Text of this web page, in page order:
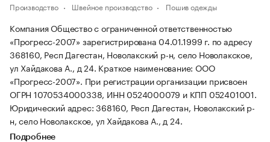
Производство Швейное производство Пошив одежды
Компания Общество с ограниченной ответственностью
«Прогресс-2007» зарегистрирована 04.01.1999 г. по адресу
368160, Респ Дагестан, Новолакский р-н, село Новолакское,
ул Хайдакова А., д 24. Краткое наименование: ООО
«Прогресс-2007». При регистрации организации присвоен
ОГРН 1070534000338, ИНН 0524000079 и КПП 052401001.
Юридический адрес: 368160, Респ Дагестан, Новолакский р-
н, село Новолакское, ул Хайдакова А., д 24.
Подробнее